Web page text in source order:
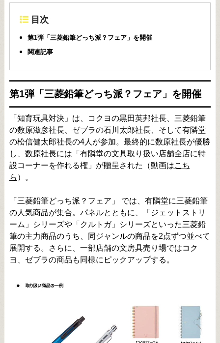
目次
第1弾「三菱鉛筆どっち派？フェア」を開催
関連記事
第1弾「三菱鉛筆どっち派？フェア」を開催
「知育玩具対決」は、コクヨの黒田英邦社長、三菱鉛筆
の数原滋彦社長、ゼブラの石川太郎社長、そして有隣堂
の松信健太郎社長の4人が参加。最終的に数原社長が優勝
し、数原社長には「有隣堂の文具取り扱い店舗全店に特
設コーナーを作れる権」が贈呈された（動画はこち
ら ）。
「三菱鉛筆どっち派？フェア」 では、有隣堂に三菱鉛筆
の人気商品が集合。パネルとともに、「ジェットストリ
ーム」シリーズや「クルトガ」シリーズといった三菱鉛
筆の主力商品のうち、同ジャンルの商品を2点ずつ並べて
展開する。さらに、一部店舗の文房具売り場ではコク
ヨ、ゼブラの商品も同様にピックアップする。